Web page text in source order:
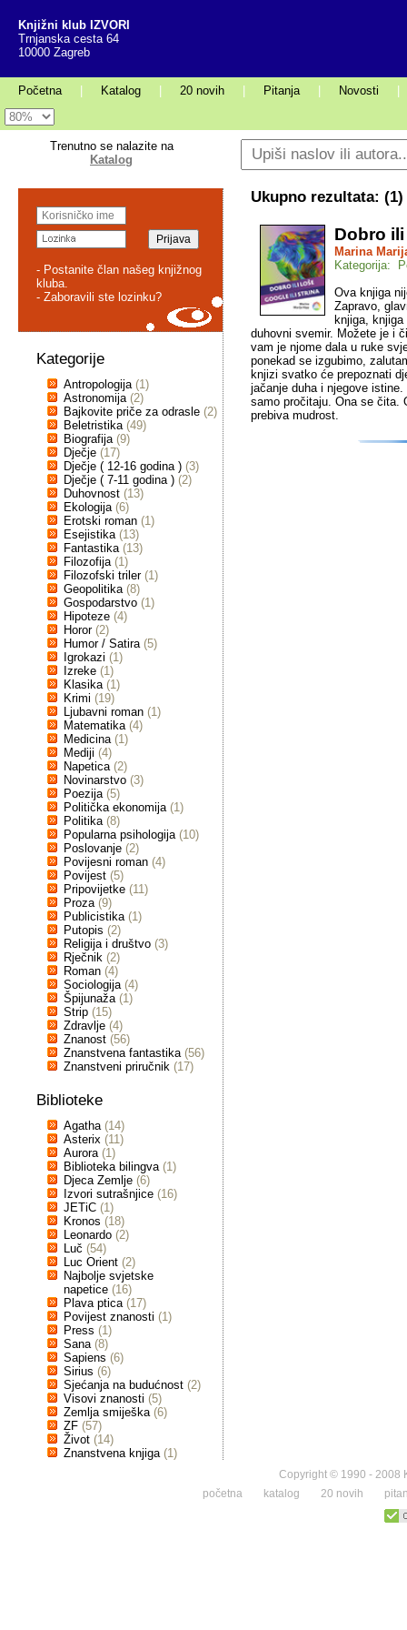
Knjižni klub IZVORI
Trnjanska cesta 64
10000 Zagreb
Početna Katalog 20 novih Pitanja Novosti
Trenutno se nalazite na
Katalog
- Postanite član našeg knjižnog
kluba.
- Zaboravili ste lozinku?
Kategorije
Antropologija (1)
Astronomija (2)
Bajkovite priče za odrasle (2)
Beletristika (49)
Biografija (9)
Dječje (17)
Dječje ( 12-16 godina ) (3)
Dječje ( 7-11 godina ) (2)
Duhovnost (13)
Ekologija (6)
Erotski roman (1)
Esejistika (13)
Fantastika (13)
Filozofija (1)
Filozofski triler (1)
Geopolitika (8)
Gospodarstvo (1)
Hipoteze (4)
Horor (2)
Humor / Satira (5)
Igrokazi (1)
Izreke (1)
Klasika (1)
Krimi (19)
Ljubavni roman (1)
Matematika (4)
Medicina (1)
Mediji (4)
Napetica (2)
Novinarstvo (3)
Poezija (5)
Politička ekonomija (1)
Politika (8)
Popularna psihologija (10)
Poslovanje (2)
Povijesni roman (4)
Povijest (5)
Pripovijetke (11)
Proza (9)
Publicistika (1)
Putopis (2)
Religija i društvo (3)
Rječnik (2)
Roman (4)
Sociologija (4)
Špijunaža (1)
Strip (15)
Zdravlje (4)
Znanost (56)
Znanstvena fantastika (56)
Znanstveni priručnik (17)
Biblioteke
Agatha (14)
Asterix (11)
Aurora (1)
Biblioteka bilingva (1)
Djeca Zemlje (6)
Izvori sutrašnjice (16)
JETiC (1)
Kronos (18)
Leonardo (2)
Luč (54)
Luc Orient (2)
Najbolje svjetske
napetice (16)
Plava ptica (17)
Povijest znanosti (1)
Press (1)
Sana (8)
Sapiens (6)
Sirius (6)
Sjećanja na budućnost (2)
Visovi znanosti (5)
Zemlja smiješka (6)
ZF (57)
Život (14)
Znanstvena knjiga (1)
Ukupno rezultata: (1)
Dobro
Marina
Kategorija:
Ova knjiga
Zapravo,
knjiga,
duhovni svemir. Možete je i
vam je njome dala u ruke
ponekad se izgubimo,
knjizi svatko će prepoznati
jačanje duha i njegove
samo pročitaju. Ona se čita.
prebiva mudrost.
Copyright © 1990 - 2008
početna
katalog 20 novih